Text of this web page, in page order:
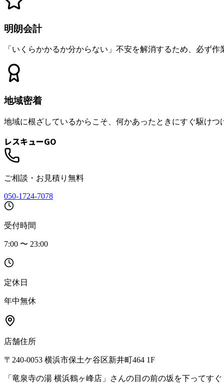
明朗会計
「いくらかかるか分からない」不安を解消するため、必ず
地域密着
地域に根ざしているからこそ、何かあったときにすぐ駆け
レスキューGO
ご相談・お見積り無料
050-1724-7078
受付時間
7:00 〜 23:00
定休日
年中無休
店舗住所
〒240-0053 横浜市保土ケ谷区新井町464 1F
「竜泉寺の湯 横浜鶴ヶ峰店」さんの目の前の坂を下ってすぐ